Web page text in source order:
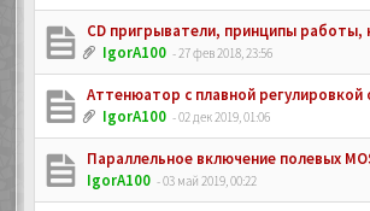
CD пригрыватели, принципы работы,
IgorA100 - 27 фев 2018, 23:56
Аттенюатор с плавной регулировкой
IgorA100 - 02 дек 2019, 01:06
Параллельное включение полевых
IgorA100 - 03 май 2019, 00:22